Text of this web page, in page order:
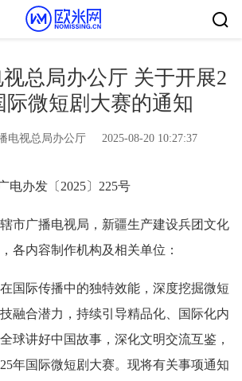
总局办公厅 关于开展2
际微短剧大赛的通知
电视总局办公厅 2025-08-20 10:27:37
电办发〔2025〕225号
市广播电视局，新疆生产建设兵团文化
各内容制作机构及相关单位：
国际传播中的独特效能，深度挖掘微短
融合潜力，持续引导精品化、国际化内
球讲好中国故事，深化文明交流互鉴，
年国际微短剧大赛。现将有关事项通知